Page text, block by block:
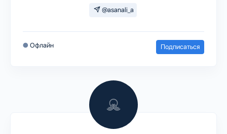
@asanali_a
● Офлайн Подписаться